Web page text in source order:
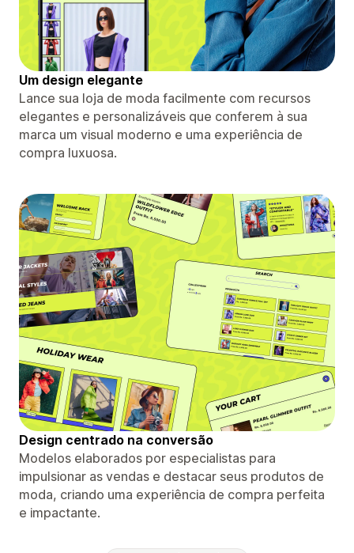
Um design elegante
Lance sua loja de moda facilmente com recursos
elegantes e personalizáveis ​​que conferem à sua
marca um visual moderno e uma experiência de
compra luxuosa.
Design centrado na conversão
Modelos elaborados por especialistas para
impulsionar as vendas e destacar seus produtos de
moda, criando uma experiência de compra perfeita
e impactante.